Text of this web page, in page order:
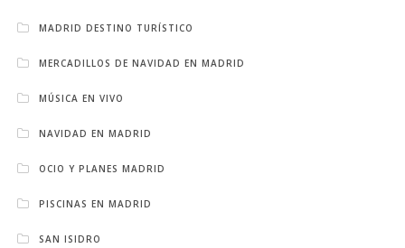
MADRID DESTINO TURÍSTICO
MERCADILLOS DE NAVIDAD EN MADRID
MÚSICA EN VIVO
NAVIDAD EN MADRID
OCIO Y PLANES MADRID
PISCINAS EN MADRID
SAN ISIDRO